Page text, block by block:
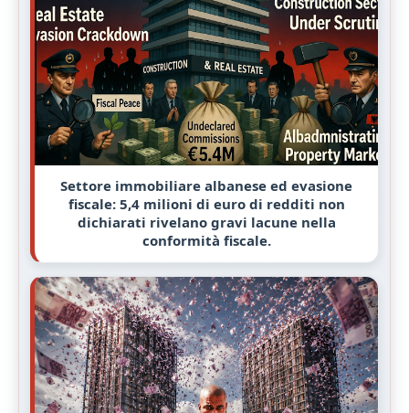
Settore immobiliare albanese ed evasione
fiscale: 5,4 milioni di euro di redditi non
dichiarati rivelano gravi lacune nella
conformità fiscale.